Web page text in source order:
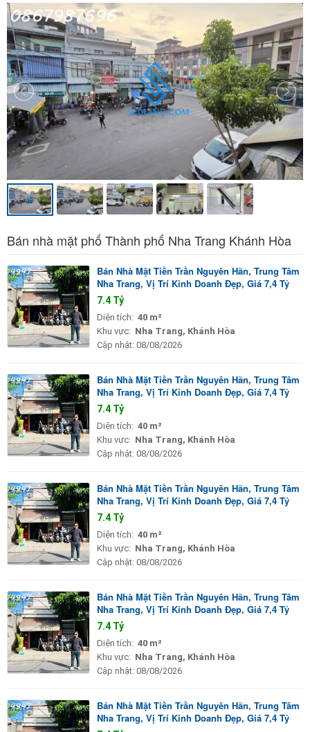
Bán nhà mặt phố Thành phố Nha Trang Khánh Hòa
Bán Nhà Mặt Tiền Trần Nguyên Hãn, Trung Tâm
Nha Trang, Vị Trí Kinh Doanh Đẹp, Giá 7,4 Tỷ
7.4 Tỷ
Diện tích: 40 m²
Khu vực: Nha Trang, Khánh Hòa
Cập nhật: 08/08/2026
Bán Nhà Mặt Tiền Trần Nguyên Hãn, Trung Tâm
Nha Trang, Vị Trí Kinh Doanh Đẹp, Giá 7,4 Tỷ
7.4 Tỷ
Diện tích: 40 m²
Khu vực: Nha Trang, Khánh Hòa
Cập nhật: 08/08/2026
Bán Nhà Mặt Tiền Trần Nguyên Hãn, Trung Tâm
Nha Trang, Vị Trí Kinh Doanh Đẹp, Giá 7,4 Tỷ
7.4 Tỷ
Diện tích: 40 m²
Khu vực: Nha Trang, Khánh Hòa
Cập nhật: 08/08/2026
Bán Nhà Mặt Tiền Trần Nguyên Hãn, Trung Tâm
Nha Trang, Vị Trí Kinh Doanh Đẹp, Giá 7,4 Tỷ
7.4 Tỷ
Diện tích: 40 m²
Khu vực: Nha Trang, Khánh Hòa
Cập nhật: 08/08/2026
Bán Nhà Mặt Tiền Trần Nguyên Hãn, Trung Tâm
Nha Trang, Vị Trí Kinh Doanh Đẹp, Giá 7,4 Tỷ